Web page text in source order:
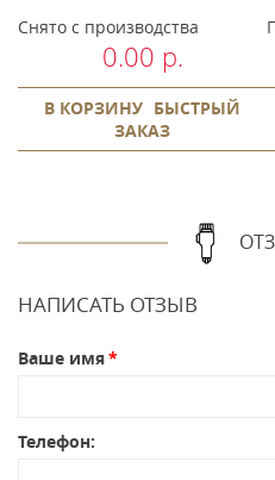
Снято с производства
0.00 р.
В КОРЗИНУ БЫСТРЫЙ
ЗАКАЗ
НАПИСАТЬ ОТЗЫВ
Ваше имя
Телефон: